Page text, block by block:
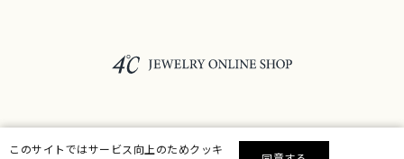
©F.D.C.PRODUCTS INC.
このサイトではサービス向上のためクッキ